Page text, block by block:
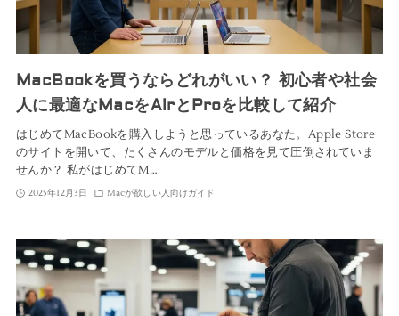
MacBookを買うならどれがいい？ 初心者や社会
人に最適なMacをAirとProを比較して紹介
はじめてMacBookを購入しようと思っているあなた。Apple Store
のサイトを開いて、たくさんのモデルと価格を見て圧倒されていま
せんか？ 私がはじめてM…
2025年12月3日 Macが欲しい人向けガイド